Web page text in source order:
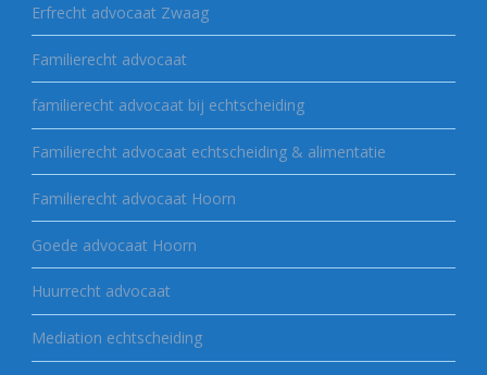
Erfrecht advocaat Zwaag
Familierecht advocaat
familierecht advocaat bij echtscheiding
Familierecht advocaat echtscheiding & alimentatie
Familierecht advocaat Hoorn
Goede advocaat Hoorn
Huurrecht advocaat
Mediation echtscheiding